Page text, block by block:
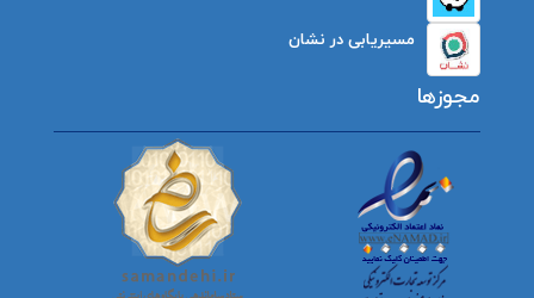
مسیریابی در نشان
مجوزها